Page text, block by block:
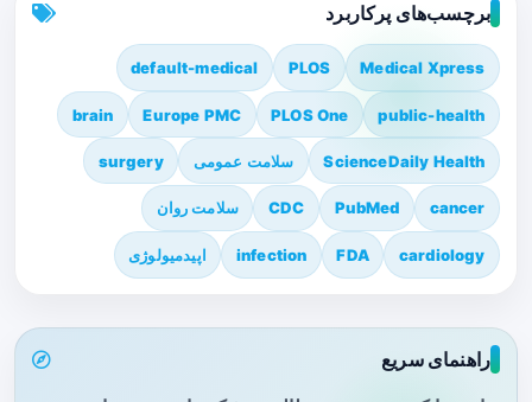
برچسب‌های پرکاربرد
Medical Xpress
PLOS
default-medical
public-health
PLOS One
Europe PMC
brain
ScienceDaily Health سلامت عمومی surgery
cancer
PubMed
CDC سلامت روان
cardiology
FDA
infection اپیدمیولوژی
راهنمای سریع